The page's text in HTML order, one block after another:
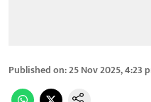
Published on:25 Nov 2025, 4:23